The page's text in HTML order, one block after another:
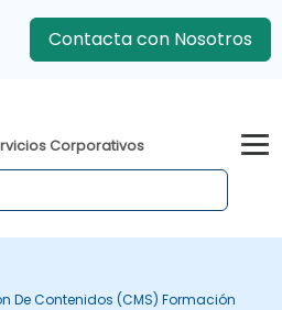
Contacta con Nosotros
Corporativos
De Contenidos (CMS) Formación